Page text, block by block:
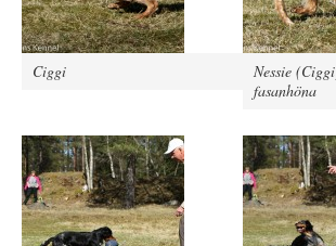
Ciggi
Nessie
fasanhöna